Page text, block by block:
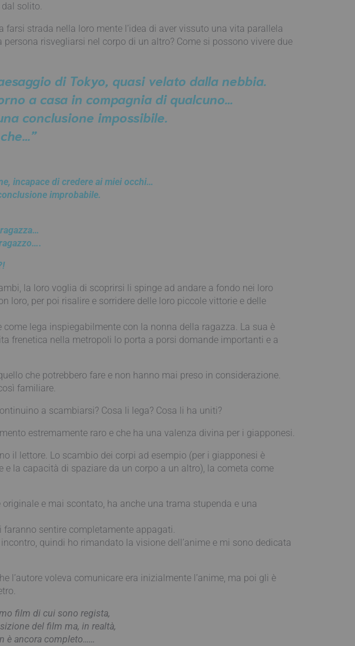
solito.
strada nella loro mente l’idea di aver vissuto una vita parallela
risvegliarsi nel corpo di un altro? Come si possono vivere due
di Tokyo, quasi velato dalla nebbia.
a casa in compagnia di qualcuno…
conclusione impossibile.
incapace di credere ai miei occhi…
improbabile.
la loro voglia di scoprirsi li spinge ad andare a fondo nei loro
loro, per poi risalire e sorridere delle loro piccole vittorie e delle
lega inspiegabilmente con la nonna della ragazza. La sua è
frenetica nella metropoli lo porta a porsi domande importanti e a
che potrebbero fare e non hanno mai preso in considerazione.
familiare.
a scambiarsi? Cosa li lega? Cosa li ha uniti?
estremamente raro e che ha una valenza divina per i giapponesi.
il lettore. Lo scambio dei corpi ad esempio (per i giapponesi è
la capacità di spaziare da un corpo a un altro), la cometa come
e mai scontato, ha anche una trama stupenda e una
sentire completamente appagati.
quindi ho rimandato la visione dell’anime e mi sono dedicata
l’autore voleva comunicare era inizialmente l’anime, ma poi gli è
film di cui sono regista,
del film ma, in realtà,
è ancora completo……